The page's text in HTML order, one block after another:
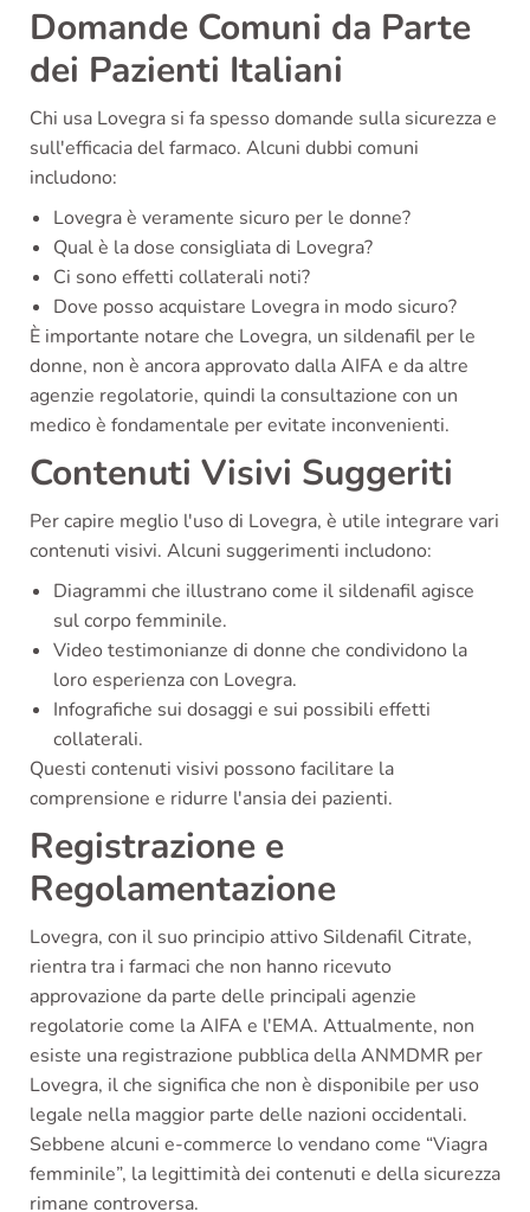
Domande Comuni da Parte
dei Pazienti Italiani
Chi usa Lovegra si fa spesso domande sulla sicurezza e
sull'efficacia del farmaco. Alcuni dubbi comuni
includono:
Lovegra è veramente sicuro per le donne?
Qual è la dose consigliata di Lovegra?
Ci sono effetti collaterali noti?
Dove posso acquistare Lovegra in modo sicuro?
È importante notare che Lovegra, un sildenafil per le
donne, non è ancora approvato dalla AIFA e da altre
agenzie regolatorie, quindi la consultazione con un
medico è fondamentale per evitate inconvenienti.
Contenuti Visivi Suggeriti
Per capire meglio l'uso di Lovegra, è utile integrare vari
contenuti visivi. Alcuni suggerimenti includono:
Diagrammi che illustrano come il sildenafil agisce
sul corpo femminile.
Video testimonianze di donne che condividono la
loro esperienza con Lovegra.
Infografiche sui dosaggi e sui possibili effetti
collaterali.
Questi contenuti visivi possono facilitare la
comprensione e ridurre l'ansia dei pazienti.
Registrazione e
Regolamentazione
Lovegra, con il suo principio attivo Sildenafil Citrate,
rientra tra i farmaci che non hanno ricevuto
approvazione da parte delle principali agenzie
regolatorie come la AIFA e l'EMA. Attualmente, non
esiste una registrazione pubblica della ANMDMR per
Lovegra, il che significa che non è disponibile per uso
legale nella maggior parte delle nazioni occidentali.
Sebbene alcuni e-commerce lo vendano come “Viagra
femminile”, la legittimità dei contenuti e della sicurezza
rimane controversa.